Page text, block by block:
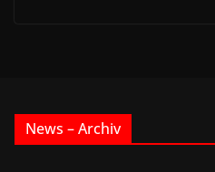
News – Archiv